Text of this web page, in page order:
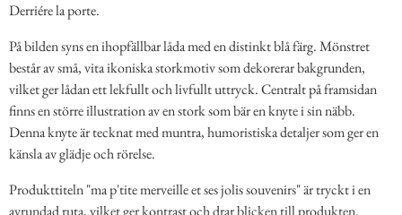
Derriére la porte.
På bilden syns en ihopfällbar låda med en distinkt blå färg. Mönstret
består av små, vita ikoniska storkmotiv som dekorerar bakgrunden,
vilket ger lådan ett lekfullt och livfullt uttryck. Centralt på framsidan
finns en större illustration av en stork som bär en knyte i sin näbb.
Denna knyte är tecknat med muntra, humoristiska detaljer som ger en
känsla av glädje och rörelse.
Produkttiteln "ma p'tite merveille et ses jolis souvenirs" är tryckt i en
avrundad ruta, vilket ger kontrast och drar blicken till produkten.